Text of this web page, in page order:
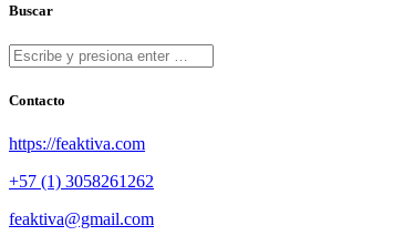
Buscar
Contacto
https://feaktiva.com
+57 (1) 3058261262
feaktiva@gmail.com